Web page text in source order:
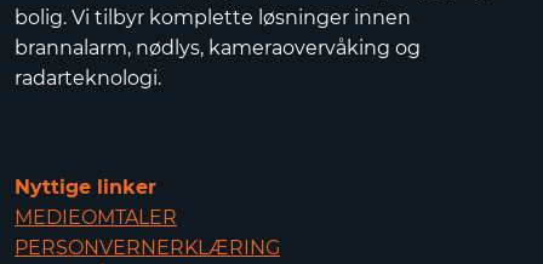
bolig. Vi tilbyr komplette løsninger innen
brannalarm, nødlys, kameraovervåking og
radarteknologi.
Nyttige linker
MEDIEOMTALER
PERSONVERNERKLÆRING